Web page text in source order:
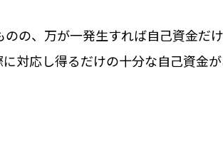
の、万が一発生すれば自己資金だ
対応し得るだけの十分な自己資金